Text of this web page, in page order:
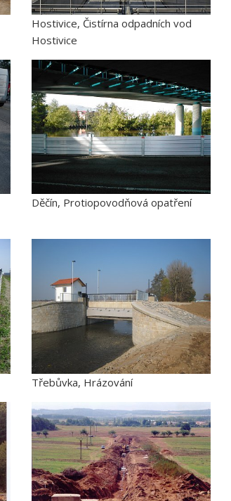
Hostivice, Čistírna odpadních vod
Hostivice
Děčín, Protiopovodňová opatření
Třebůvka, Hrázování